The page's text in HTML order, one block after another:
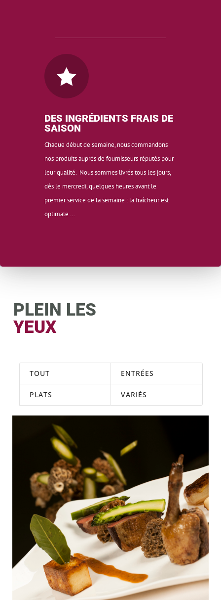

DES INGRÉDIENTS FRAIS DE
SAISON
Chaque début de semaine, nous commandons
nos produits auprès de fournisseurs réputés pour
leur qualité. Nous sommes livrés tous les jours,
dès le mercredi, quelques heures avant le
premier service de la semaine : la fraîcheur est
optimale …
PLEIN LES
YEUX
TOUT ENTRÉES
PLATS VARIÉS